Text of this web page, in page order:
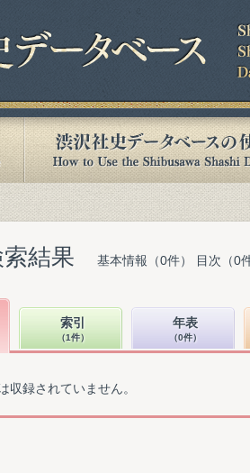
結果 基本情報（0件） 目次（0
索引
（1件）
年表
（0件）
収録されていません。